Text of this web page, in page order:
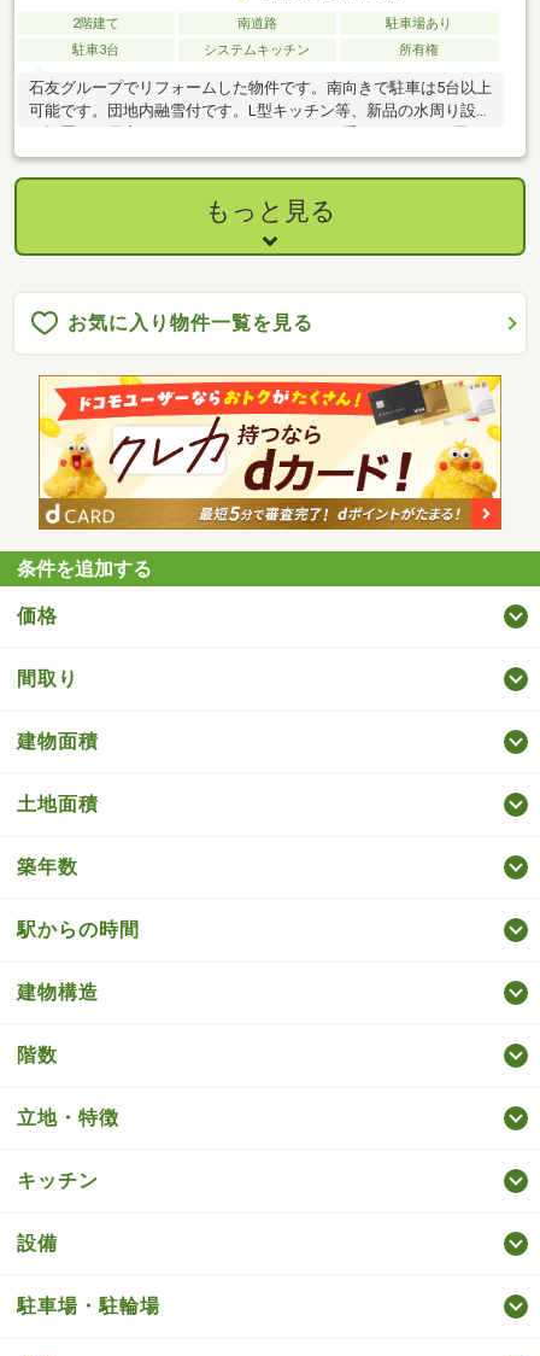
2階建て 南道路
駐車場あり
駐車3台
システムキッチン 所有権
石友グループでリフォームした物件です。南向きで駐車は5台以上
可能です。団地内融雪付です。L型キッチン等、新品の水周り設備
を設置し、居室はすべてインナーサッシか二重サッシです。屋
根・外壁もリフォーム済。
もっと見る
お気に入り物件一覧を見る
条件を追加する
価格
間取り
建物面積
土地面積
築年数
駅からの時間
建物構造
階数
立地・特徴
キッチン
設備
駐車場・駐輪場